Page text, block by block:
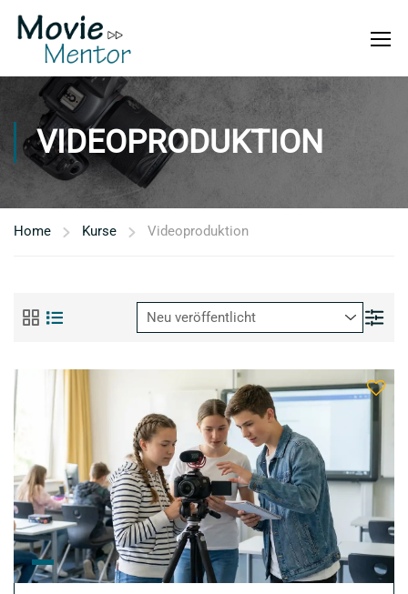
VIDEOPRODUKTION
Home Kurse Videoproduktion